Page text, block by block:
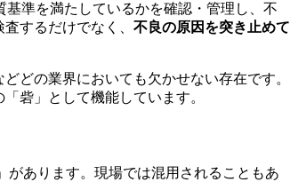
基準を満たしているかを確認・管理し、不
するだけでなく、 不良の原因を突き止めて
どの業界においても欠かせない存在です。
砦」として機能しています。
があります。現場では混用されることもあ